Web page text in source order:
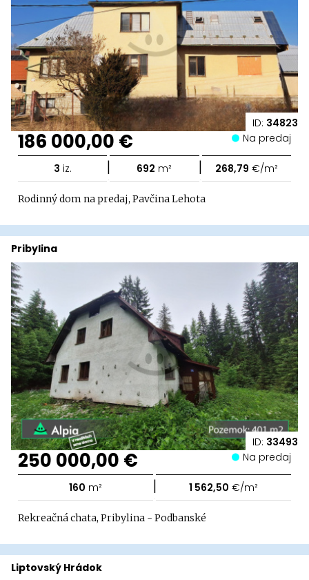
ID: 34823
186 000,00 € Na predaj
3 iz. | 692 m² | 268,79 €/m²
Rodinný dom na predaj, Pavčina Lehota
ID: 33493
Pribylina
250 000,00 € Na predaj
160 m² | 1 562,50 €/m²
Rekreačná chata, Pribylina - Podbanské
Liptovský Hrádok